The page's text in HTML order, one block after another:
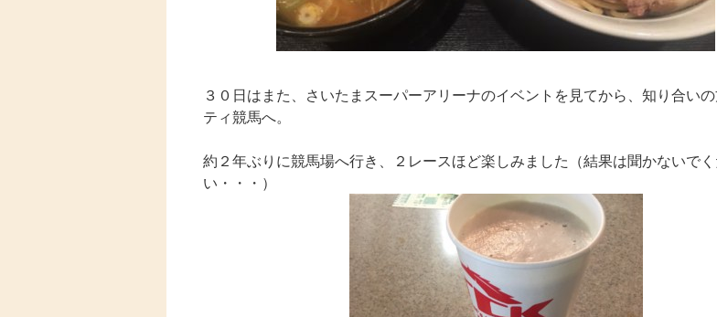
３０日はまた、さいたまスーパーアリーナのイベントを見てから、知り合い
ティ競馬へ。
約２年ぶりに競馬場へ行き、２レースほど楽しみました（結果は聞かないでく
い・・・）